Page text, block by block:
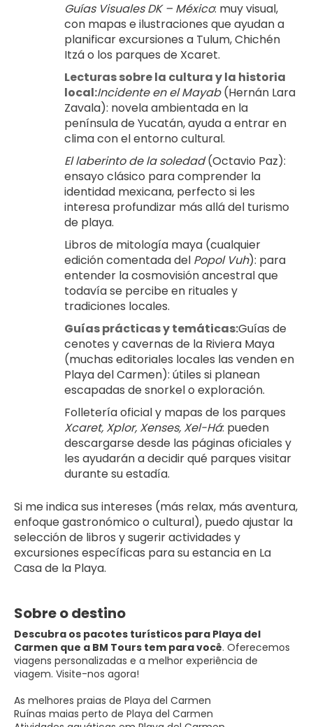
Guías Visuales DK – México: muy visual,
con mapas e ilustraciones que ayudan a
planificar excursiones a Tulum, Chichén
Itzá o los parques de Xcaret.
Lecturas sobre la cultura y la historia
local:Incidente en el Mayab (Hernán Lara
Zavala): novela ambientada en la
península de Yucatán, ayuda a entrar en
clima con el entorno cultural.
El laberinto de la soledad (Octavio Paz):
ensayo clásico para comprender la
identidad mexicana, perfecto si les
interesa profundizar más allá del turismo
de playa.
Libros de mitología maya (cualquier
edición comentada del Popol Vuh): para
entender la cosmovisión ancestral que
todavía se percibe en rituales y
tradiciones locales.
Guías prácticas y temáticas:Guías de
cenotes y cavernas de la Riviera Maya
(muchas editoriales locales las venden en
Playa del Carmen): útiles si planean
escapadas de snorkel o exploración.
Xcaret, Xplor, Xenses, Xel-Há: pueden
descargarse desde las páginas oficiales y
les ayudarán a decidir qué parques visitar
durante su estadía.
Si me indica sus intereses (más relax, más aventura,
enfoque gastronómico o cultural), puedo ajustar la
selección de libros y sugerir actividades y
excursiones específicas para su estancia en La
Casa de la Playa.
Sobre o destino
Descubra os pacotes turísticos para Playa del
Carmen que a BM Tours tem para você. Oferecemos
viagens personalizadas e a melhor experiência de
viagem. Visite-nos agora!
As melhores praias de Playa del Carmen
Ruínas maias perto de Playa del Carmen